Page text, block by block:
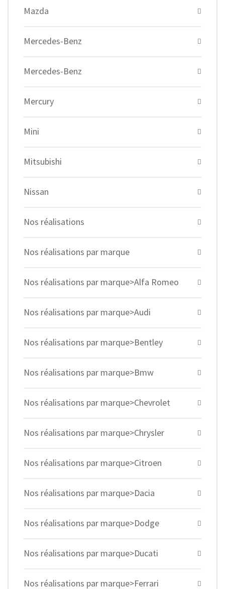
Mazda
Mercedes-Benz
Mercedes-Benz
Mercury
Mini
Mitsubishi
Nissan
Nos réalisations
Nos réalisations par marque
Nos réalisations par marque>Alfa Romeo
Nos réalisations par marque>Audi
Nos réalisations par marque>Bentley
Nos réalisations par marque>Bmw
Nos réalisations par marque>Chevrolet
Nos réalisations par marque>Chrysler
Nos réalisations par marque>Citroen
Nos réalisations par marque>Dacia
Nos réalisations par marque>Dodge
Nos réalisations par marque>Ducati
Nos réalisations par marque>Ferrari